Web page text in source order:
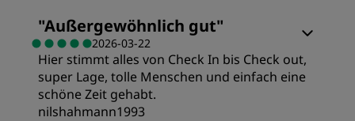
Preis/Leistung
Schlafqualität
"Außergewöhnlich gut"
2026-03-22
Hier stimmt alles von Check In bis Check out,
super Lage, tolle Menschen und einfach eine
schöne Zeit gehabt.
nilshahmann1993